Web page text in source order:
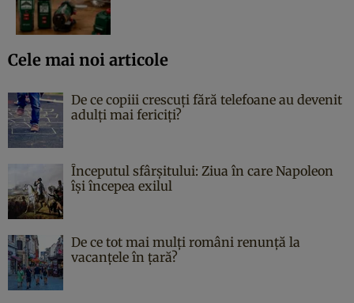
Cele mai noi articole
De ce copiii crescuți fără telefoane au devenit
adulți mai fericiți?
Începutul sfârşitului: Ziua în care Napoleon
îşi începea exilul
De ce tot mai mulți români renunță la
vacanțele în țară?